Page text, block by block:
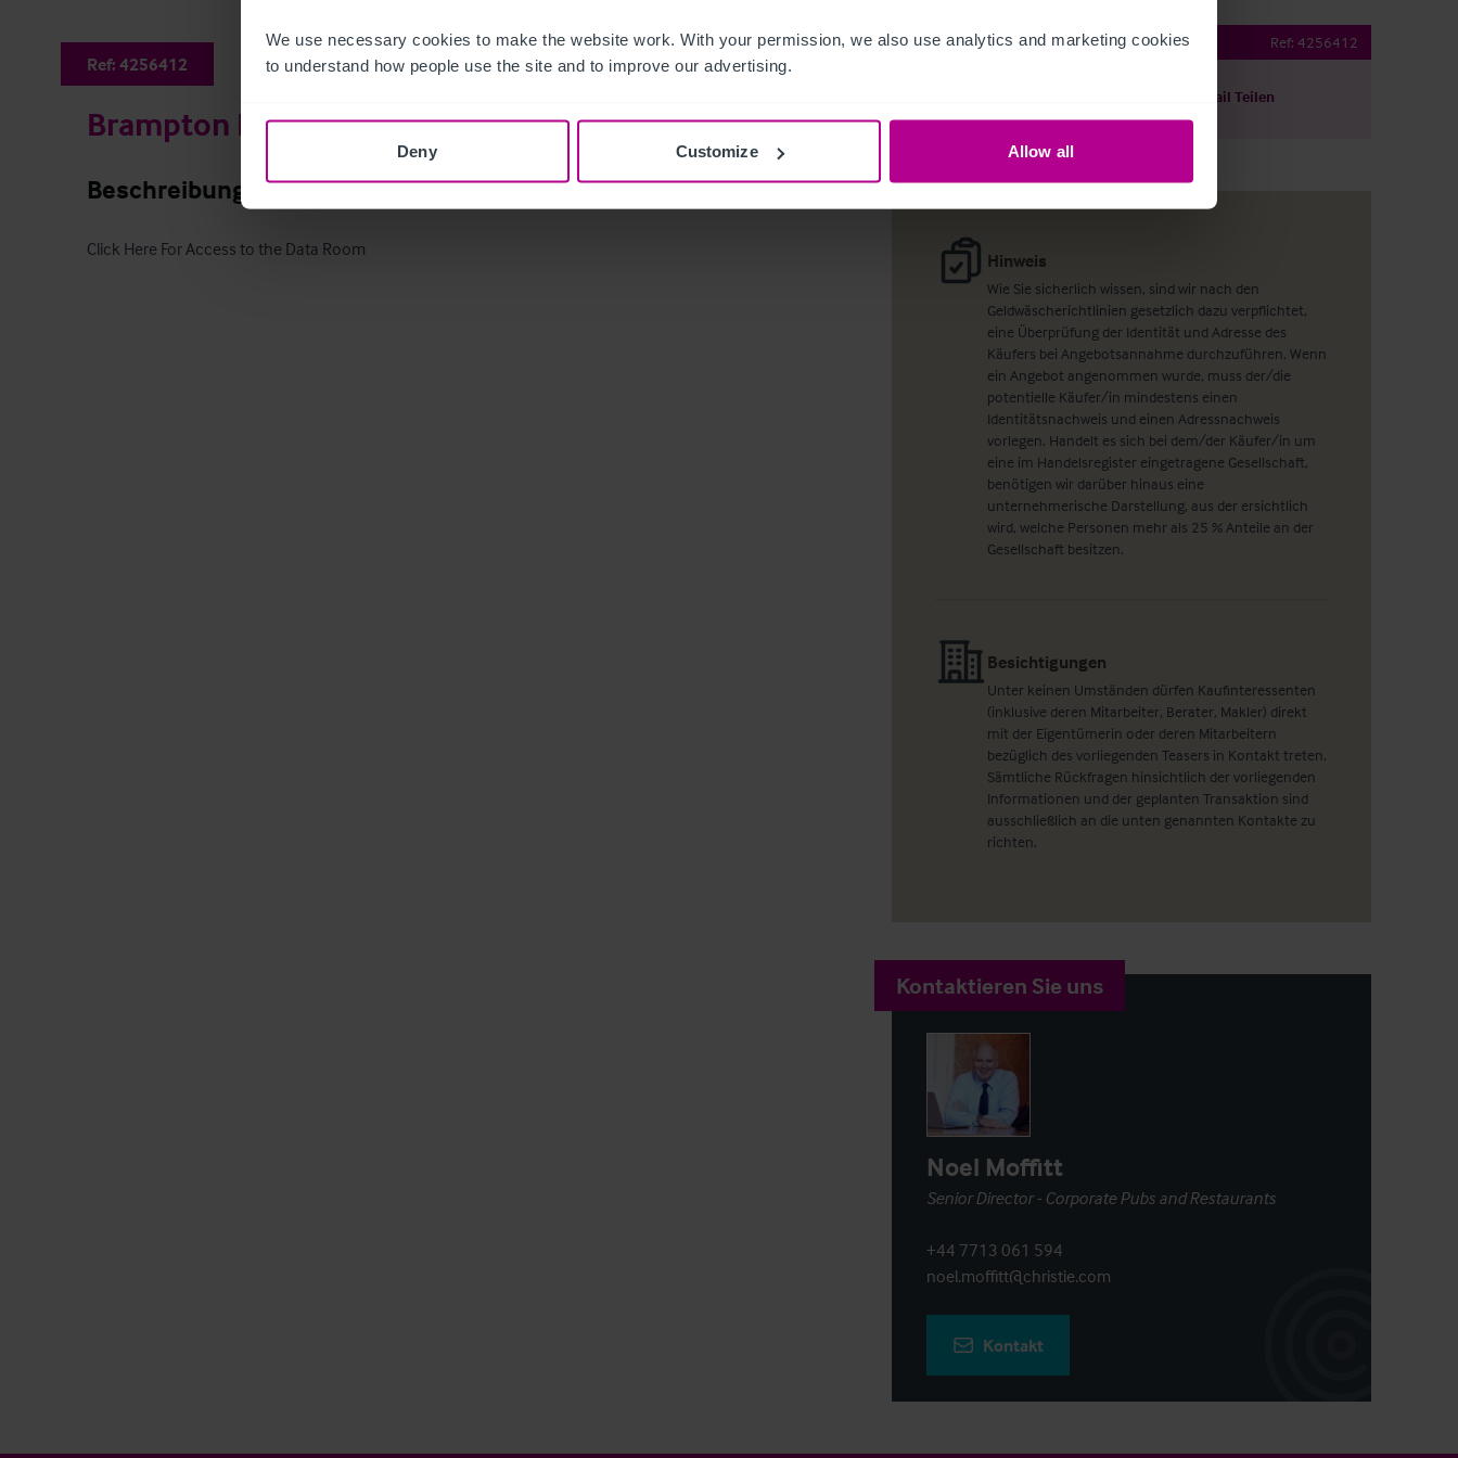
We use necessary cookies to make the website work. With your permission, we also use analytics and marketing cookies
to understand how people use the site and to improve our advertising.
Deny Customize Allow all
Ref: 4256412
Brampton Hut
Beschreibung
Click Here For Access to the Data Room
Restaurant Ref: 4256412
Per E-Mail Teilen
Hinweis
Wie Sie sicherlich wissen, sind wir nach den
Geldwäscherichtlinien gesetzlich dazu verpflichtet,
eine Überprüfung der Identität und Adresse des
Käufers bei Angebotsannahme durchzuführen. Wenn
ein Angebot angenommen wurde, muss der/die
potentielle Käufer/in mindestens einen
Identitätsnachweis und einen Adressnachweis
vorlegen. Handelt es sich bei dem/der Käufer/in um
eine im Handelsregister eingetragene Gesellschaft,
benötigen wir darüber hinaus eine
unternehmerische Darstellung, aus der ersichtlich
wird, welche Personen mehr als 25 % Anteile an der
Gesellschaft besitzen.
Besichtigungen
Unter keinen Umständen dürfen Kaufinteressenten
(inklusive deren Mitarbeiter, Berater, Makler) direkt
mit der Eigentümerin oder deren Mitarbeitern
bezüglich des vorliegenden Teasers in Kontakt treten.
Sämtliche Rückfragen hinsichtlich der vorliegenden
Informationen und der geplanten Transaktion sind
ausschließlich an die unten genannten Kontakte zu
richten.
Kontaktieren Sie uns
Noel Moffitt
Senior Director - Corporate Pubs and Restaurants
+44 7713 061 594
noel.moffitt@christie.com
Kontakt